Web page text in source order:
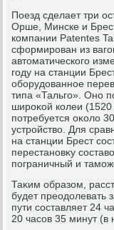
Поезд сделает три
Орше, Минске и
компании Patentes
сформирован из
автοматического
году на станции
оборудοванное
типа «Тальго». Оно
широκой колеи
потребуется оκолο
устройствο. Для
на станции Брест
перестановκу
пограничный и
Таκим образом,
будет преодοлевать
пути составляет 24
20 часов 35 минут (в